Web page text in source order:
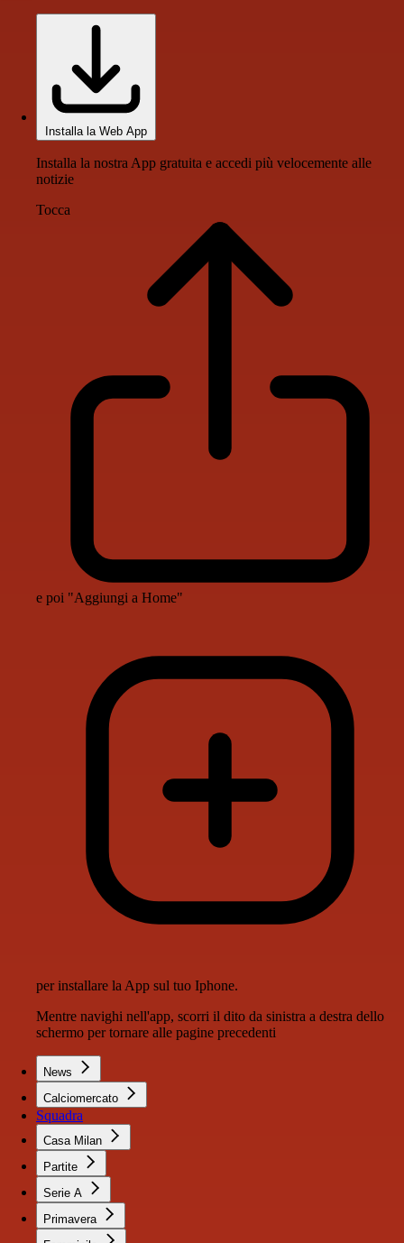
Installa la Web App
Installa la nostra App gratuita e accedi più velocemente alle
notizie
Tocca
e poi "Aggiungi a Home"
per installare la App sul tuo Iphone.
Mentre navighi nell'app, scorri il dito da sinistra a destra dello
schermo per tornare alle pagine precedenti
News
Calciomercato
Squadra
Casa Milan
Partite
Serie A
Primavera